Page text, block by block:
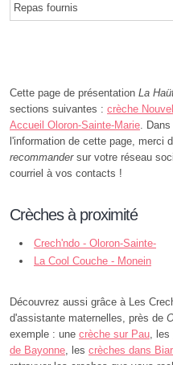
Repas fournis
Cette page de présentation La
sections suivantes : crèche
Accueil Oloron-Sainte-Marie .
l'information de cette page, merci
recommandersur votre réseau
courriel à vos contacts !
Crèches à proximité
Crech'ndo - Oloron-Sainte-
MarieLa Cool Couche - Monein
Découvrez aussi grâce à Les
d'assistante maternelles, près de
exemple : une crèche sur Pau , les
de Bayonne , les crèches dans